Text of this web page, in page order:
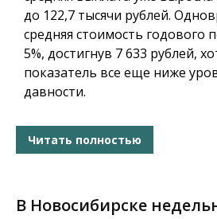
до 122,7 тысячи рублей.
средняя стоимость годового
5%, достигнув 7 633 рублей,
показатель все еще ниже
давности.
Читать полностью
В Новосибирске